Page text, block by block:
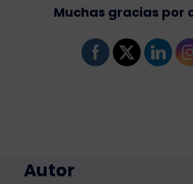
Muchas gracias por
Autor